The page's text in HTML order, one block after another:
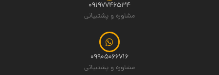
09197746534
مشاوره و پشتیبانی
09905066716
مشاوره و پشتیبانی